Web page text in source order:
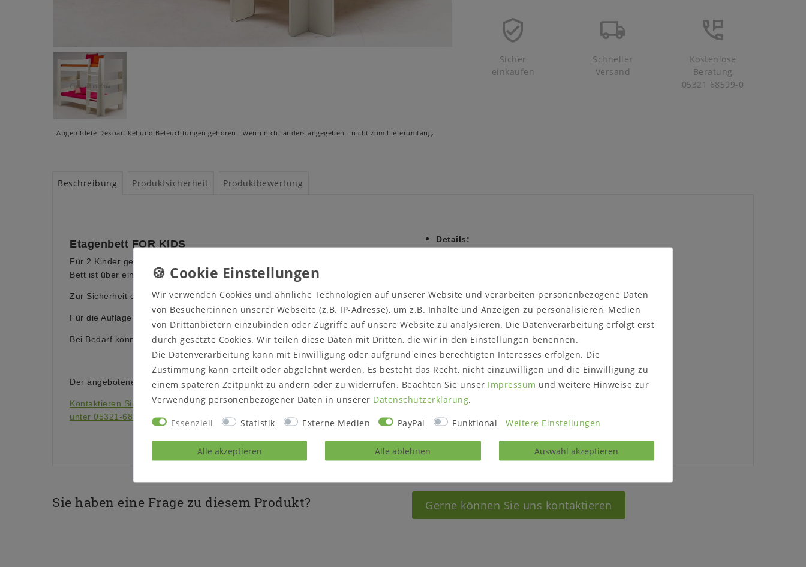
Abgebildete Dekoartikel und Beleuchtungen gehören - wenn nicht anders angegeben - nicht zum Lieferumfang.
Sicher
einkaufen
Schneller
Versand
Kostenlose
Beratung
05321 68599-0
Beschreibung Produktsicherheit Produktbewertung
Etagenbett FOR KIDS
Für 2 Kinder gedacht ist dieses strahlend weiß lackierte Etagenbett. Das obere
Bett ist über eine Leiter mit 5 Stufen erreichbar.
Zur Sicherheit des Kindes gibt es neben der Leiter eine Absturzsicherung.
Für die Auflage der Matratzen sind 2 Rollroste im Lieferumfang enthalten.
Bei Bedarf können die Betten später auch einzeln gestellt werden.
Der angebotene Artikel ist in Goslar alsAusstellungsstück abholbereit.
Kontaktieren Sie uns auf unserer Internetseite oder rufen Sie uns direkt an
unter 05321-685990. Wir helfen Ihnen gerne weiter!
Details:
Holzstärke: 22 mm
Material:MDF
Oberfläche:weiß lackiert
Maße:ca.
Breite 206 cm
Tiefe 114 cm
Sie haben eine Frage zu diesem Produkt? Gerne können Sie uns kontaktieren
Wir verwenden Cookies und ähnliche Technologien auf unserer Website und verarbeiten personenbezogene Daten
von Besucher:innen unserer Webseite (z.B. IP-Adresse), um z.B. Inhalte und Anzeigen zu personalisieren, Medien
von Drittanbietern einzubinden oder Zugriffe auf unsere Website zu analysieren. Die Datenverarbeitung erfolgt erst
durch gesetzte Cookies. Wir teilen diese Daten mit Dritten, die wir in den Einstellungen benennen.
Die Datenverarbeitung kann mit Einwilligung oder aufgrund eines berechtigten Interesses erfolgen. Die
Zustimmung kann erteilt oder abgelehnt werden. Es besteht das Recht, nicht einzuwilligen und die Einwilligung zu
einem späteren Zeitpunkt zu ändern oder zu widerrufen. Beachten Sie unser Impressum und weitere Hinweise zur
Verwendung personenbezogener Daten in unserer Daten­schutz­erklärung.
Essenziell Statistik Externe Medien PayPal Funktional Weitere Einstellungen
Alle akzeptieren Alle ablehnen Auswahl akzeptieren